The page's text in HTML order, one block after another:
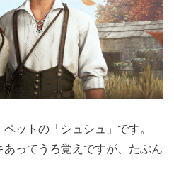
ットの「シュシュ」です。
あってうろ覚えですが、たぶん